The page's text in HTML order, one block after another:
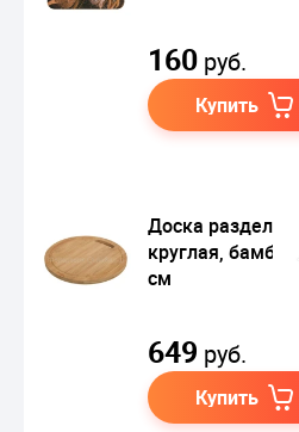
160 руб.
Купить
Доска
круглая,
см
649 руб.
Купить